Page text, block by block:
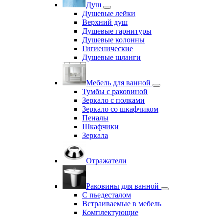
Душ
Душевые лейки
Верхний душ
Душевые гарнитуры
Душевые колонны
Гигиенические
Душевые шланги
Мебель для ванной
Тумбы с раковиной
Зеркало с полками
Зеркало со шкафчиком
Пеналы
Шкафчики
Зеркала
Отражатели
Раковины для ванной
С пьедесталом
Встраиваемые в мебель
Комплектующие